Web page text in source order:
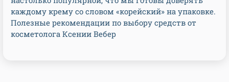
каждому крему со словом «корейский» на упаковке.
Полезные рекомендации по выбору средств от
косметолога Ксении Вебер